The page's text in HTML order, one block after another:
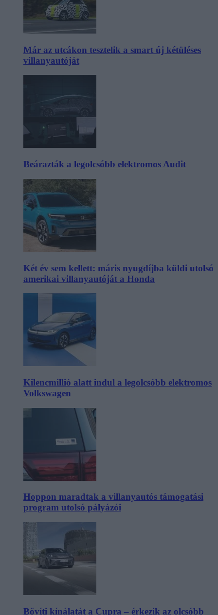
Már az utcákon tesztelik a smart új kétüléses
villanyautóját
Beárazták a legolcsóbb elektromos Audit
Két év sem kellett: máris nyugdíjba küldi utolsó
amerikai villanyautóját a Honda
Kilencmillió alatt indul a legolcsóbb elektromos
Volkswagen
Hoppon maradtak a villanyautós támogatási
program utolsó pályázói
Bővíti kínálatát a Cupra – érkezik az olcsóbb